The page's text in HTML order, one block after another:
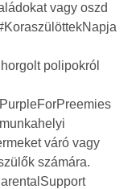
vagy oszd
polipokról
váró vagy
számára.